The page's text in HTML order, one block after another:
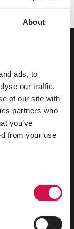
About
ads, to
our traffic.
of our site with
partners who
you’ve
from your use